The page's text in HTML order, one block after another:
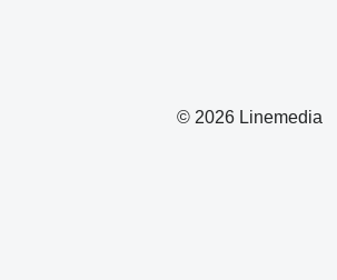
© 2026 Linemedia